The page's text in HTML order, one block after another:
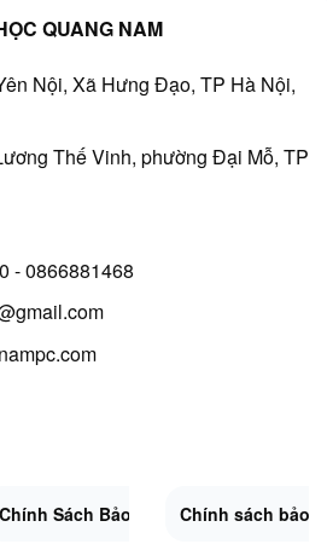
QUANG NAM
Nội, Xã Hưng Đạo, TP Hà Nội,
Thế Vinh, phường Đại Mỗ, TP
- 0866881468
Quy Định Chung Sitemap.XML
Chính Sách Bảo Mật Đổi trả và hoàn
Chính sách bảo